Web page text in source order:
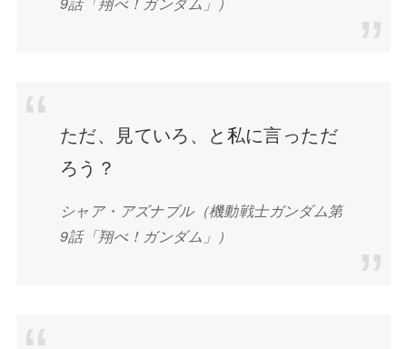
ただ、見ていろ、と私に言っただ
ろう？
シャア・アズナブル（機動戦士ガンダム第
9話「翔べ！ガンダム」）